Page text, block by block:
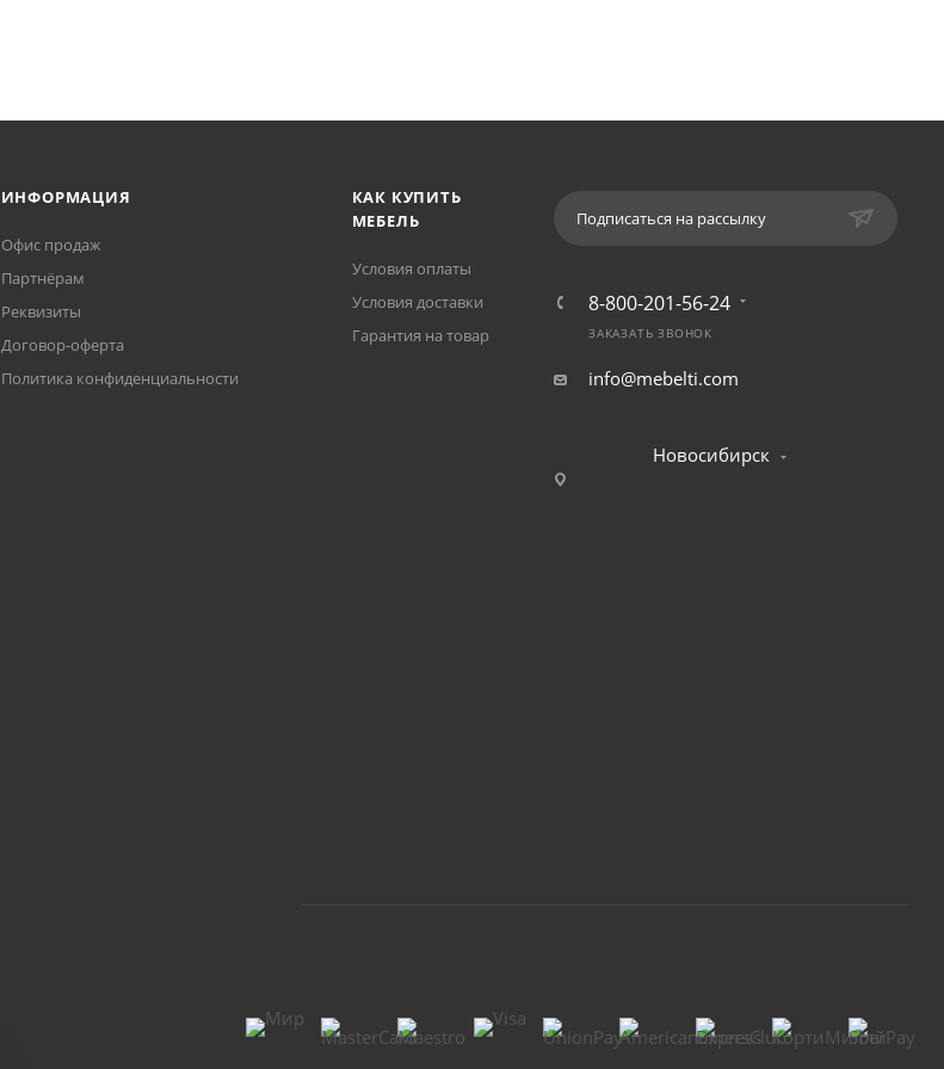
ИНФОРМАЦИЯ
Офис продаж
Партнёрам
Реквизиты
Договор-оферта
Политика конфиденциальности
КАК КУПИТЬ
МЕБЕЛЬ
Условия оплаты
Условия доставки
Гарантия на товар
Подписаться на рассылку
8-800-201-56-24
ЗАКАЗАТЬ ЗВОНОК
info@mebelti.com
Новосибирск